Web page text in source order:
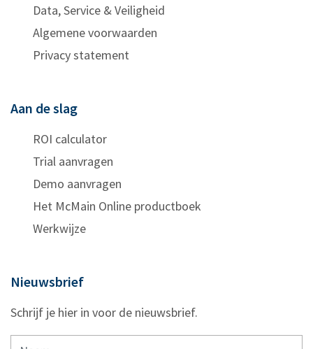
Data, Service & Veiligheid
Algemene voorwaarden
Privacy statement
Aan de slag
ROI calculator
Trial aanvragen
Demo aanvragen
Het McMain Online productboek
Werkwijze
Nieuwsbrief
Schrijf je hier in voor de nieuwsbrief.